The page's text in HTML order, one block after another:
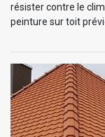
résister contre le
peinture sur toit